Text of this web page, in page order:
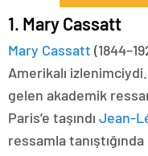
1. Mary Cassatt
Mary Cassatt
Amerikalı
gelen akademik
Paris’e taşındı Jean-
ressamla